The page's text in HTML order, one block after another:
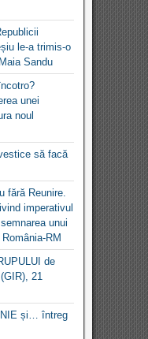
le-a trimis-o
Sandu
unei
noul
să facă
fără Reunire.
imperativul
unui
RM
de
21
și… întreg